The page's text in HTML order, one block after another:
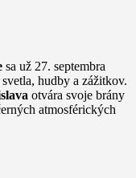
sa už 27. septembra
hudby a zážitkov.
otvára svoje brány
atmosférických